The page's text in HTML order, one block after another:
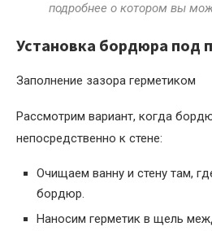
подробнее о котором вы
Установка бордюра под
Заполнение зазора герметиком
Рассмотрим вариант, когда
непосредственно к стене:
Очищаем ванну и стену там,
бордюр.
Наносим герметик в щель